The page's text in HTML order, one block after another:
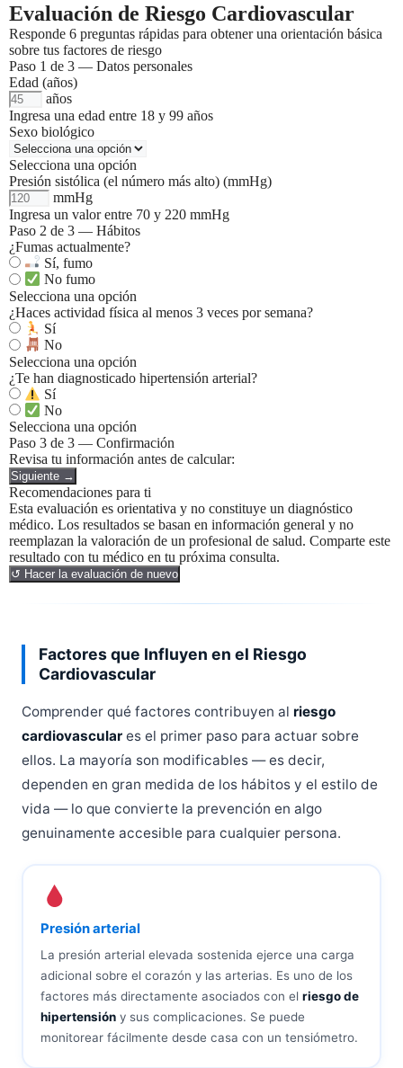
Evaluación de Riesgo Cardiovascular
Responde 6 preguntas rápidas para obtener una orientación básica
sobre tus factores de riesgo
Paso 1 de 3 — Datos personales
Edad (años)
años
Ingresa una edad entre 18 y 99 años
Sexo biológico
Selecciona una opción
Presión sistólica (el número más alto) (mmHg)
mmHg
Ingresa un valor entre 70 y 220 mmHg
Paso 2 de 3 — Hábitos
¿Fumas actualmente?
Sí, fumo
No fumo
Selecciona una opción
¿Haces actividad física al menos 3 veces por semana?
Sí
No
Selecciona una opción
¿Te han diagnosticado hipertensión arterial?
Sí
No
Selecciona una opción
Paso 3 de 3 — Confirmación
Revisa tu información antes de calcular:
Siguiente →
Recomendaciones para ti
Esta evaluación es orientativa y no constituye un diagnóstico
médico. Los resultados se basan en información general y no
reemplazan la valoración de un profesional de salud. Comparte este
resultado con tu médico en tu próxima consulta.
↺ Hacer la evaluación de nuevo
Factores que Influyen en el Riesgo
Cardiovascular
Comprender qué factores contribuyen al riesgo
cardiovascular es el primer paso para actuar sobre
ellos. La mayoría son modificables — es decir,
dependen en gran medida de los hábitos y el estilo de
vida — lo que convierte la prevención en algo
genuinamente accesible para cualquier persona.
Presión arterial
La presión arterial elevada sostenida ejerce una carga
adicional sobre el corazón y las arterias. Es uno de los
factores más directamente asociados con elriesgo de
hipertensión y sus complicaciones. Se puede
monitorear fácilmente desde casa con un tensiómetro.